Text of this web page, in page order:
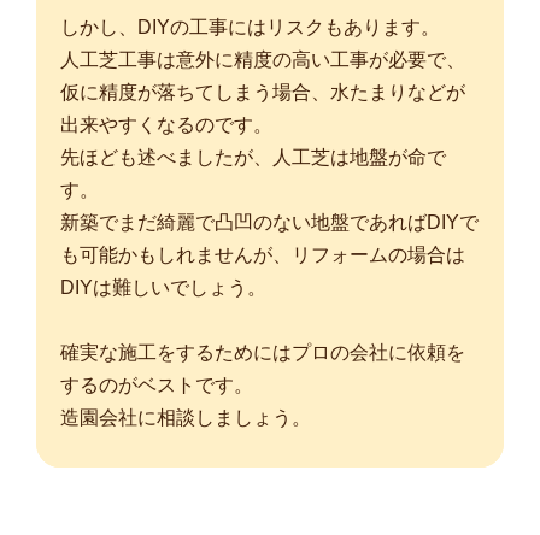
しかし、DIYの工事にはリスクもあります。
人工芝工事は意外に精度の高い工事が必要で、
仮に精度が落ちてしまう場合、水たまりなどが
出来やすくなるのです。
先ほども述べましたが、人工芝は地盤が命で
す。
新築でまだ綺麗で凸凹のない地盤であればDIYで
も可能かもしれませんが、リフォームの場合は
DIYは難しいでしょう。
確実な施工をするためにはプロの会社に依頼を
するのがベストです。
造園会社に相談しましょう。